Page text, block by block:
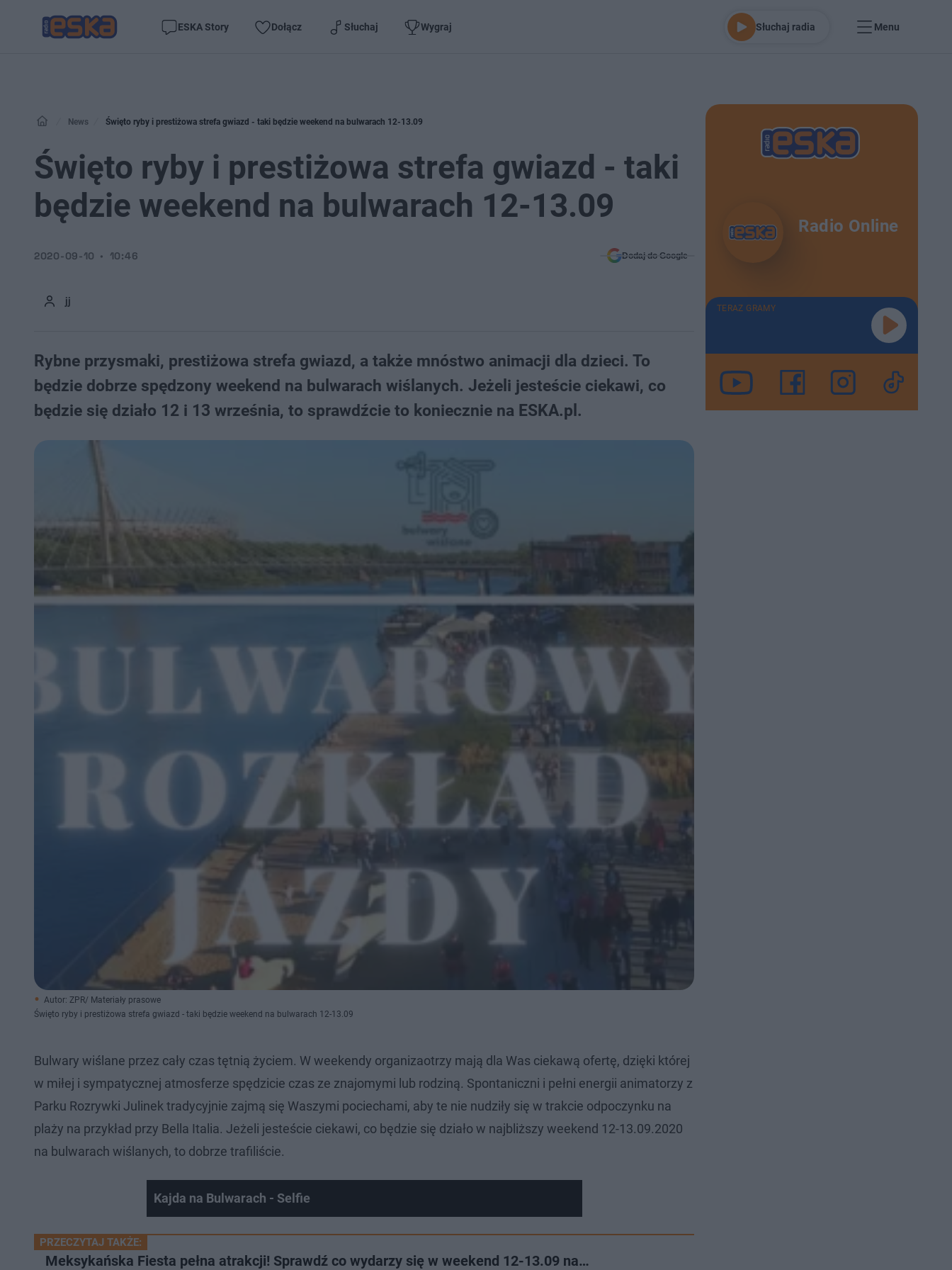
ESKA Story Dołącz Słuchaj Wygraj Słuchaj radia Menu
News Święto ryby i prestiżowa strefa gwiazd - taki będzie weekend na bulwarach 12-13.09
Święto ryby i prestiżowa strefa gwiazd - taki
będzie weekend na bulwarach 12-13.09
jj
2020-09-10 10:46 Dodaj do Google
Rybne przysmaki, prestiżowa strefa gwiazd, a także mnóstwo animacji dla dzieci. To
będzie dobrze spędzony weekend na bulwarach wiślanych. Jeżeli jesteście ciekawi, co
będzie się działo 12 i 13 września, to sprawdźcie to koniecznie na ESKA.pl.
Autor: ZPR/ Materiały prasowe
Święto ryby i prestiżowa strefa gwiazd - taki będzie weekend na bulwarach 12-13.09
Bulwary wiślane przez cały czas tętnią życiem. W weekendy organizaotrzy mają dla Was ciekawą ofertę, dzięki której
w miłej i sympatycznej atmosferze spędzicie czas ze znajomymi lub rodziną. Spontaniczni i pełni energii animatorzy z
Parku Rozrywki Julinek tradycyjnie zajmą się Waszymi pociechami, aby te nie nudziły się w trakcie odpoczynku na
plaży na przykład przy Bella Italia. Jeżeli jesteście ciekawi, co będzie się działo w najbliższy weekend 12-13.09.2020
na bulwarach wiślanych, to dobrze trafiliście.
Kajda na Bulwarach - Selfie
PRZECZYTAJ TAKŻE:
Meksykańska Fiesta pełna atrakcji! Sprawdź co wydarzy się w weekend 12-13.09 na…
Radio Online
TERAZ GRAMY